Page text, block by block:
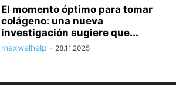
El momento óptimo para tomar
colágeno: una nueva
investigación sugiere que...
maxwelhelp - 28.11.2025